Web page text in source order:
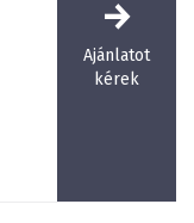
Ajánlatot
kérek